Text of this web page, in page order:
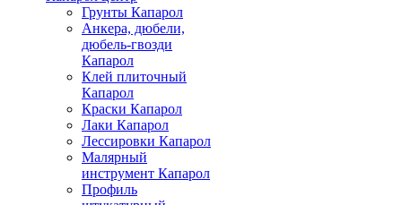
Грунты Капарол
Анкера, дюбели,
дюбель-гвозди
Капарол
Клей плиточный
Капарол
Краски Капарол
Лаки Капарол
Лессировки Капарол
Малярный
инструмент Капарол
Профиль